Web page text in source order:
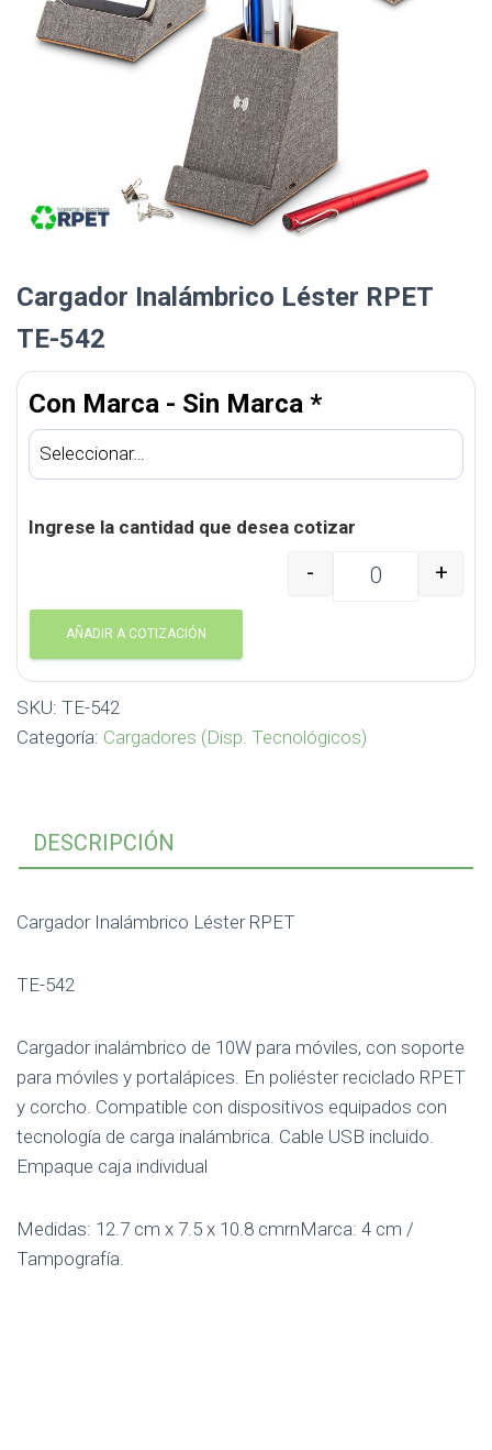
Cargador Inalámbrico Léster RPET
TE-542
Con Marca - Sin Marca *
Ingrese la cantidad que desea cotizar
Cargador Inalámbrico
- +
AÑADIR A COTIZACIÓN
SKU: TE-542
Categoría: Cargadores (Disp. Tecnológicos)
DESCRIPCIÓN
Cargador Inalámbrico Léster RPET
TE-542
Cargador inalámbrico de 10W para móviles, con soporte
para móviles y portalápices. En poliéster reciclado RPET
y corcho. Compatible con dispositivos equipados con
tecnología de carga inalámbrica. Cable USB incluido.
Empaque caja individual
Medidas: 12.7 cm x 7.5 x 10.8 cmrnMarca: 4 cm /
Tampografía.